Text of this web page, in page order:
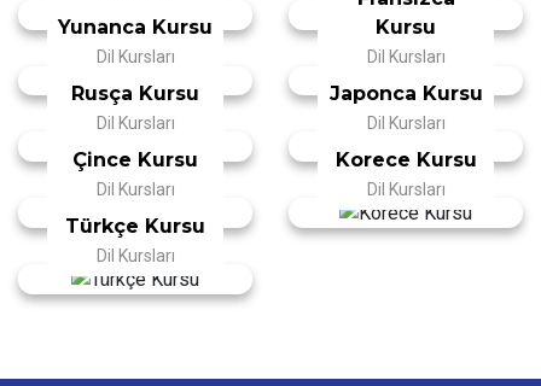
Yunanca Kursu
Dil Kursları
Kursu
Dil Kursları
Rusça Kursu
Dil Kursları
Japonca Kursu
Dil Kursları
Çince Kursu
Dil Kursları
Korece Kursu
Dil Kursları
Türkçe Kursu
Dil Kursları